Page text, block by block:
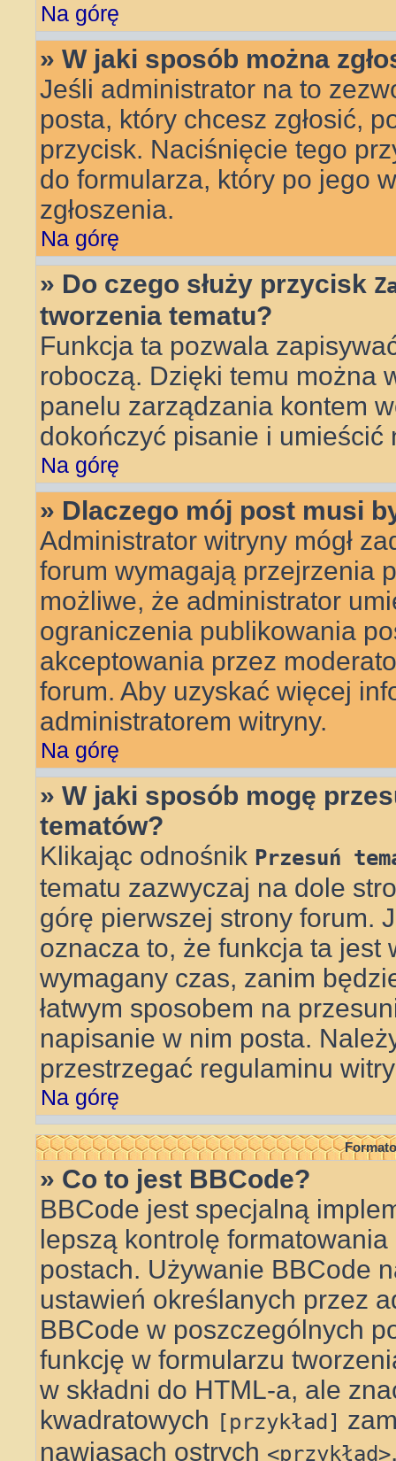
Na górę
» W jaki sposób można
Jeśli administrator na to
posta, który chcesz zgłosić,
przycisk. Naciśnięcie tego
do formularza, który po jego
zgłoszenia.
Na górę
» Do czego służy przycisk
tworzenia tematu?
Funkcja ta pozwala
roboczą. Dzięki temu można
panelu zarządzania kontem
dokończyć pisanie i umieścić
Na górę
» Dlaczego mój post musi
Administrator witryny mógł
forum wymagają przejrzenia
możliwe, że administrator
ograniczenia publikowania
akceptowania przez
forum. Aby uzyskać więcej
administratorem witryny.
Na górę
» W jaki sposób mogę
tematów?
Klikając odnośnik Przesuń
tematu zazwyczaj na dole
górę pierwszej strony forum.
oznacza to, że funkcja ta jest
wymagany czas, zanim
łatwym sposobem na
napisanie w nim posta.
przestrzegać regulaminu
Na górę
» Co to jest BBCode?
BBCode jest specjalną
lepszą kontrolę
postach. Używanie BBCode
ustawień określanych przez
BBCode w poszczególnych
funkcję w formularzu
w składni do HTML-a, ale
kwadratowych
[przykład]
nawiasach ostrych <przykład>